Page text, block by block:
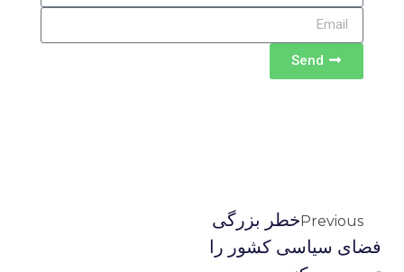
Send
Previousخطر بزرگی
فضای سیاسی کشور را